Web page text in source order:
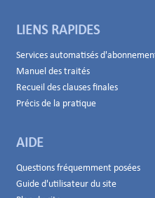
LIENS RAPIDES
Services automatisés
Manuel des traités
Recueil des clauses finales
Précis de la pratique
AIDE
Questions fréquemment posées
Guide d'utilisateur du site